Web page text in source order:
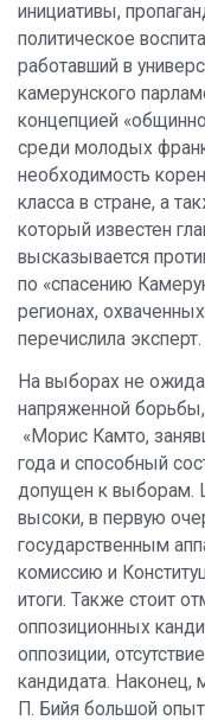
инициативы,
политическое
работавший в
камерунского
концепцией
среди молодых
необходимость
класса в стране, а
который известен
высказывается
по «спасению
регионах,
перечислила эксперт.
На выборах не
напряженной
«Морис Камто,
года и способный
допущен к выборам.
высоки, в первую
государственным
комиссию и
итоги. Также стоит
оппозиционных
оппозиции,
кандидата. Наконец,
П. Бийя большой